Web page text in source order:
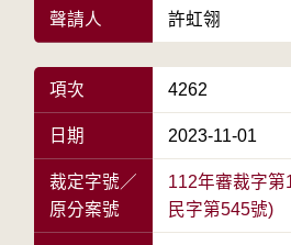
聲請人 許虹翎
項次 4262
日期 2023-11-01
裁定字號／
原分案號
112年審裁字
民字第545號)